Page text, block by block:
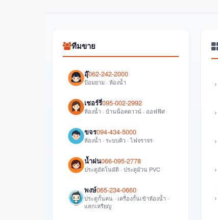
ทีมขาย
อุ๊062-242-2000
ป้อมยาม · ห้องน้ำ
เชอร์รี่095-002-2992
ห้องน้ำ · บ้านน็อคดาวน์ · ออฟฟิศ
ขจร094-434-5000
ห้องน้ำ · ระบบคิว · ไฟจราจร
น้ำฝน066-095-2778
ประตูอัตโนมัติ · ประตูม้วน PVC
พงษ์065-234-0660
ประตูกั้นคน · เครื่องกั้นเข้าห้องน้ำ ·
แลกเหรียญ